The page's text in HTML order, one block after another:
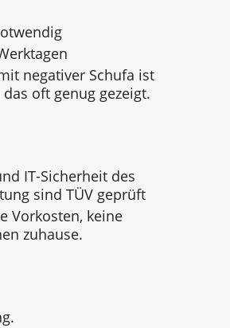
negativer Schufa ist
oft genug gezeigt.
IT-Sicherheit des
sind TÜV geprüft
Vorkosten, keine
zuhause.